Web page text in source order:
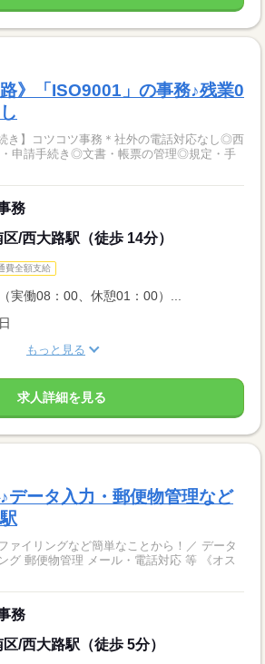
路》「ISO9001」の事務♪残業0
き】コツコツ事務＊社外の電話対応なし◎西
申請手続き◎文書・帳票の管理◎規定・手
務
/西大路駅（徒歩 14分）
費全額支給
実働08：00、休憩01：00）...
もっと見る
求人詳細を見る
データ入力・郵便物管理など
イリングなど簡単なことから！／ データ
郵便物管理 メール・電話対応 等 《オス
務
/西大路駅（徒歩 5分）